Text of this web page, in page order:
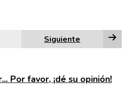
Siguiente
Por favor, ¡dé su opinión!